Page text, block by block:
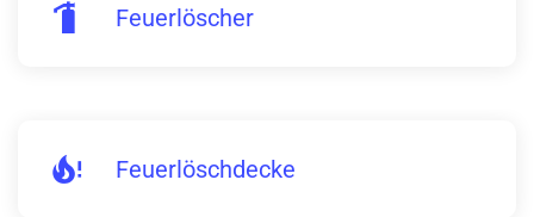
Feuerlöscher
Feuerlöschdecke